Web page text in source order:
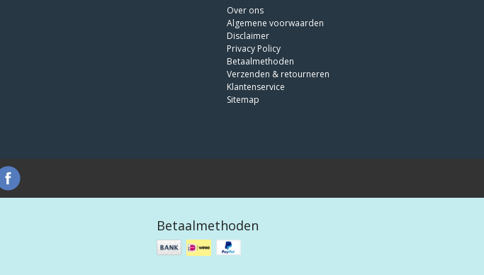
Over ons
Algemene voorwaarden
Disclaimer
Privacy Policy
Betaalmethoden
Verzenden & retourneren
Klantenservice
Sitemap
Betaalmethoden